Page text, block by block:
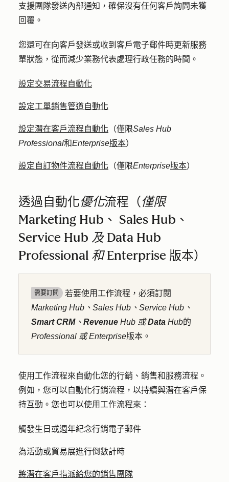
支援團隊發送內部通知，確保沒有任何客戶詢問未獲
回覆。
您還可在向客戶發送或收到客戶電子郵件時更新服務
單狀態，從而減少業務代表處理行政任務的時間。
設定交易流程自動化
設定工單銷售管道自動化
設定潛在客戶流程自動化 （僅限Sales Hub
Professional和Enterprise版本）
設定自訂物件流程自動化 （僅限Enterprise版本）
透過自動化優化流程（僅限
Marketing Hub 、 Sales Hub 、
Service Hub 及 Data Hub
Professional 和Enterprise 版本）
需要訂閱
若要使用工作流程，必須訂閱
Marketing Hub、Sales Hub 、 Service Hub 、
Smart CRM、 Revenue Hub 或Data Hub的
Professional 或Enterprise版本。
使用工作流程來自動化您的行銷、銷售和服務流程。
例如，您可以自動化行銷流程，以持續與潛在客戶保
持互動。您也可以使用工作流程來：
觸發生日或週年紀念行銷電子郵件
為活動或貿易展進行倒數計時
將潛在客戶指派給您的銷售團隊